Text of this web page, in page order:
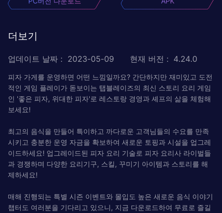
더보기
업데이트 날짜 : 2023-05-09 현재 버전 : 4.24.0
피자 가게를 운영하면 어떤 느낌일까요? 간단하지만 재미있고 도전
적인 게임 플레이가 돋보이는 탭블레이즈의 최신 스토리 요리 게임
인 '좋은 피자, 위대한 피자'로 레스토랑 경영과 셰프의 삶을 체험해
보세요!
최고의 음식을 만들어 특이하고 까다로운 고객님들의 수요를 만족
시키고 충분한 운영 자금을 확보하여 새로운 토핑과 시설을 업그레
이드하세요! 업그레이드된 피자 요리 기술로 피자 요리사 라이벌들
과 경쟁하며 다양한 요리기구, 스킬, 꾸미기 아이템과 스토리를 해
제하세요!
매해 진행되는 특별 시즌 이벤트와 몰입도 높은 새로운 음식 이야기
챕터도 여러분을 기다리고 있으니, 지금 다운로드하여 무료로 즐길